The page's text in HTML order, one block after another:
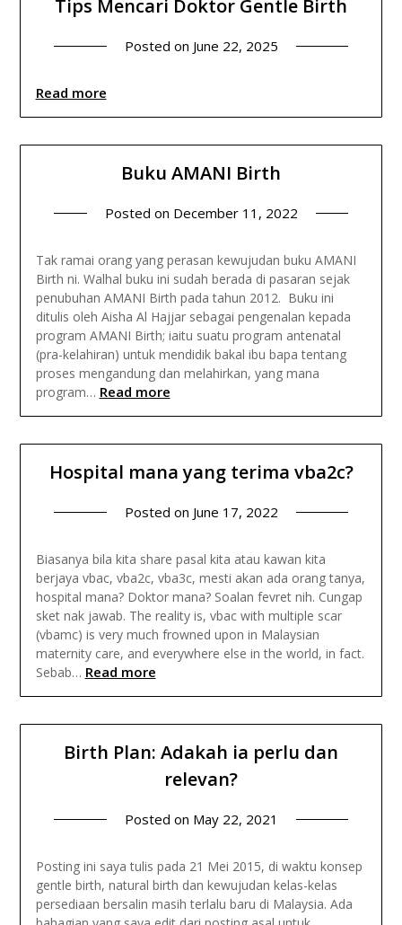
Tips Mencari Doktor Gentle Birth
Posted on June 22, 2025
Read more
Buku AMANI Birth
Posted on December 11, 2022
Tak ramai orang yang perasan kewujudan buku AMANI
Birth ni. Walhal buku ini sudah berada di pasaran sejak
penubuhan AMANI Birth pada tahun 2012. Buku ini
ditulis oleh Aisha Al Hajjar sebagai pengenalan kepada
program AMANI Birth; iaitu suatu program antenatal
(pra-kelahiran) untuk mendidik bakal ibu bapa tentang
proses mengandung dan melahirkan, yang mana
program… Read more
Hospital mana yang terima vba2c?
Posted on June 17, 2022
Biasanya bila kita share pasal kita atau kawan kita
berjaya vbac, vba2c, vba3c, mesti akan ada orang tanya,
hospital mana? Doktor mana? Soalan fevret nih. Cungap
sket nak jawab. The reality is, vbac with multiple scar
(vbamc) is very much frowned upon in Malaysian
maternity care, and everywhere else in the world, in fact.
Sebab… Read more
Birth Plan: Adakah ia perlu dan
relevan?
Posted on May 22, 2021
Posting ini saya tulis pada 21 Mei 2015, di waktu konsep
gentle birth, natural birth dan kewujudan kelas-kelas
persediaan bersalin masih terlalu baru di Malaysia. Ada